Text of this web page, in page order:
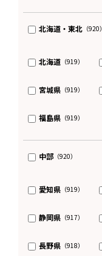
北海道・東北（920）
北海道（919）
宮城県（919）
福島県（919）
中部（920）
愛知県（919）
静岡県（917）
長野県（918）